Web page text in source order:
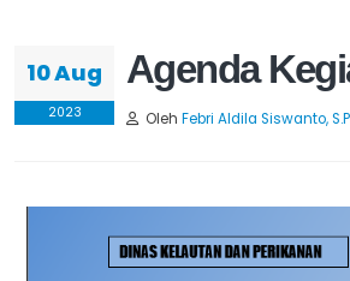
10 Aug
2023
Agenda
Oleh Febri Aldila Siswanto,